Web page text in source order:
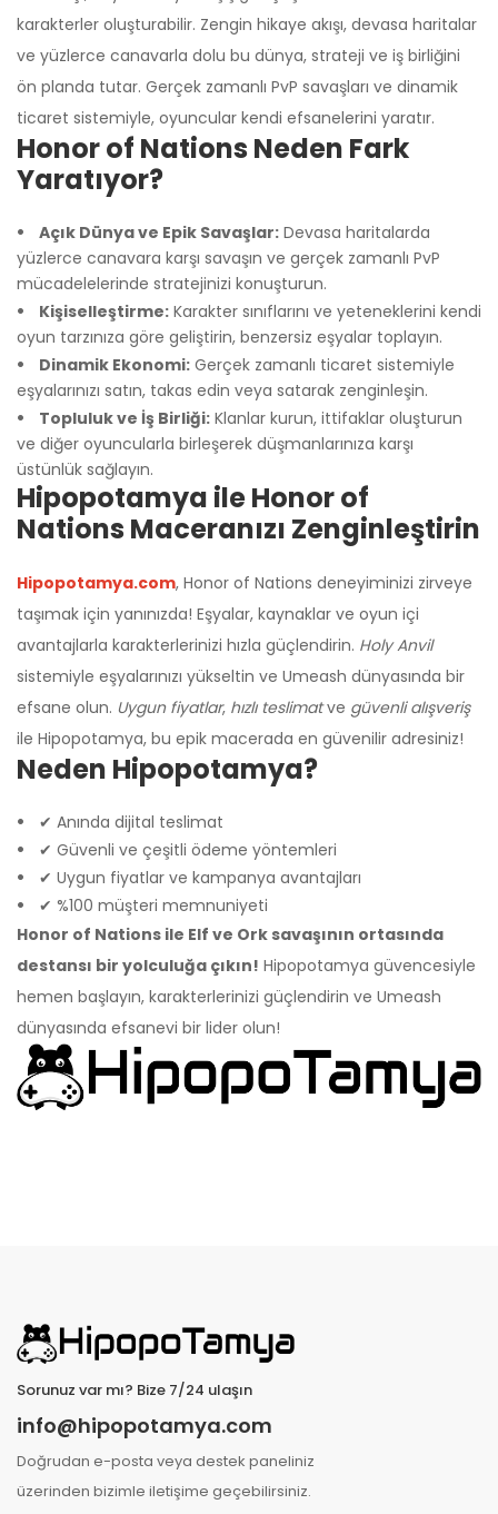
karakterler oluşturabilir. Zengin hikaye akışı, devasa haritalar
ve yüzlerce canavarla dolu bu dünya, strateji ve iş birliğini
ön planda tutar. Gerçek zamanlı PvP savaşları ve dinamik
ticaret sistemiyle, oyuncular kendi efsanelerini yaratır.
Honor of Nations Neden Fark
Yaratıyor?
Açık Dünya ve Epik Savaşlar: Devasa haritalarda
yüzlerce canavara karşı savaşın ve gerçek zamanlı PvP
mücadelelerinde stratejinizi konuşturun.
Kişiselleştirme: Karakter sınıflarını ve yeteneklerini kendi
oyun tarzınıza göre geliştirin, benzersiz eşyalar toplayın.
Dinamik Ekonomi: Gerçek zamanlı ticaret sistemiyle
eşyalarınızı satın, takas edin veya satarak zenginleşin.
Topluluk ve İş Birliği: Klanlar kurun, ittifaklar oluşturun
ve diğer oyuncularla birleşerek düşmanlarınıza karşı
üstünlük sağlayın.
Hipopotamya ile Honor of
Nations Maceranızı Zenginleştirin
Hipopotamya.com, Honor of Nations deneyiminizi zirveye
taşımak için yanınızda! Eşyalar, kaynaklar ve oyun içi
avantajlarla karakterlerinizi hızla güçlendirin. Holy Anvil
sistemiyle eşyalarınızı yükseltin ve Umeash dünyasında bir
efsane olun. Uygun fiyatlar, hızlı teslimatve güvenli alışveriş
ile Hipopotamya, bu epik macerada en güvenilir adresiniz!
Neden Hipopotamya?
✔ Anında dijital teslimat
✔ Güvenli ve çeşitli ödeme yöntemleri
✔ Uygun fiyatlar ve kampanya avantajları
✔ %100 müşteri memnuniyeti
Honor of Nations ile Elf ve Ork savaşının ortasında
destansı bir yolculuğa çıkın! Hipopotamya güvencesiyle
hemen başlayın, karakterlerinizi güçlendirin ve Umeash
dünyasında efsanevi bir lider olun!
Üzgünüm!
Sorunuz var mı? Bize 7/24 ulaşın
info@hipopotamya.com
Doğrudan e-posta veya destek paneliniz
üzerinden bizimle iletişime geçebilirsiniz.